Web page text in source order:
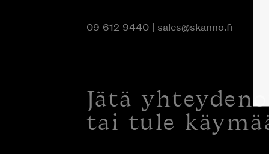
09 612 9440| sales@skanno.fi
Jätä
tai tule